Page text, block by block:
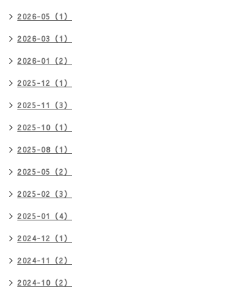
2026-05（1）
2026-03（1）
2026-01（2）
2025-12（1）
2025-11（3）
2025-10（1）
2025-08（1）
2025-05（2）
2025-02（3）
2025-01（4）
2024-12（1）
2024-11（2）
2024-10（2）